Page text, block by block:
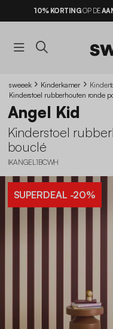
10% KORTINGOP DE
sweeek Kinderkamer
Kinderstoel rubberhouten ronde
Angel Kid
Kinderstoel
bouclé
IKANGEL1BCWH
SUPERDEAL -20%